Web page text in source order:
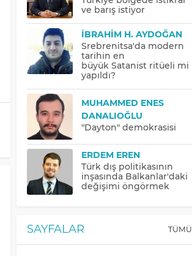
ve barış istiyor
İBRAHIM H. AYDOĞAN
Srebrenitsa'da modern
tarihin en
büyük Satanist ritüeli mi
yapıldı?
MUHAMMED ENES
DANALIOĞLU
"Dayton" demokrasisi
ERDEM EREN
Türk dış politikasının
inşasında Balkanlar'daki
değişimi öngörmek
SAYFALAR TÜMÜ